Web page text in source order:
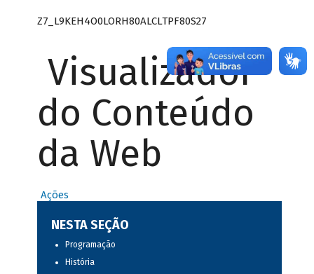
Z7_L9KEH4O0LORH80ALCLTPF80S27
Visualizador
do Conteúdo
da Web
Ações
NESTA SEÇÃO
Programação
História